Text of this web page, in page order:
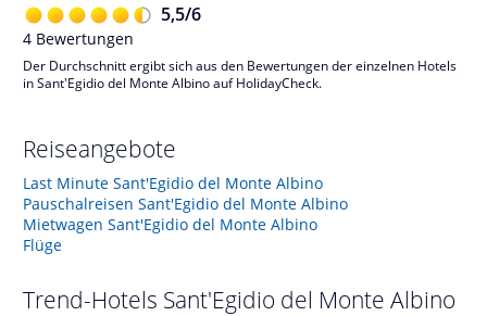
5,5/6
4 Bewertungen
Der Durchschnitt ergibt sich aus den Bewertungen der einzelnen Hotels
in Sant'Egidio del Monte Albino auf HolidayCheck.
Reiseangebote
Last Minute Sant'Egidio del Monte Albino
Pauschalreisen Sant'Egidio del Monte Albino
Mietwagen Sant'Egidio del Monte Albino
Flüge
Trend-Hotels Sant'Egidio del Monte Albino